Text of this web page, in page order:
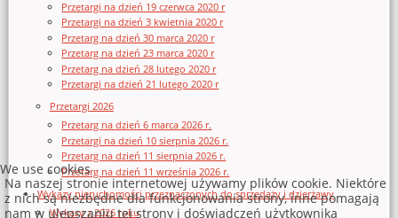
Przetargi na dzień 19 czerwca 2020 r
Przetargi na dzień 3 kwietnia 2020 r
Przetarg na dzień 30 marca 2020 r
Przetarg na dzień 23 marca 2020 r
Przetarg na dzień 28 lutego 2020 r
Przetargi na dzień 21 lutego 2020 r
Przetargi 2026
Przetarg na dzień 6 marca 2026 r.
Przetargi na dzień 10 sierpnia 2026 r.
Przetarg na dzień 11 sierpnia 2026 r.
Przetarg na dzień 11 września 2026 r.
Wykazy nieruchomości przeznaczonych do sprzedaży i dzierżawy
Wykazy z 2026 roku
We use cookies
Na naszej stronie internetowej używamy plików cookie. Niektóre
z nich są niezbędne dla funkcjonowania strony, inne pomagają
nam w ulepszaniu tej strony i doświadczeń użytkownika